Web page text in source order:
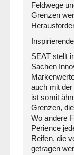
Feldwege
Grenzen
SEAT stellt
Sachen
auch mit
ist somit
Grenzen,
Wo andere
Perience
Reifen, die
getragen